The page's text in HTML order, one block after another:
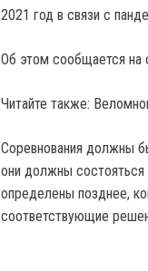
2021 год в связи с
Об этом сообщается на
Читайте также:
Соревнования должны
они должны состояться
определены позднее,
соответствующие